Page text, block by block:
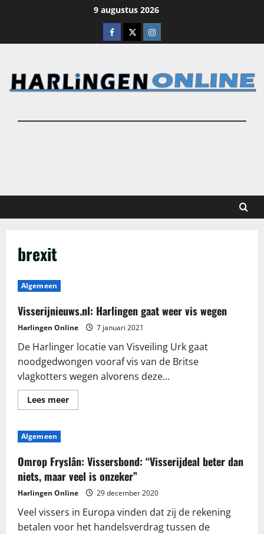
9 augustus 2026
Facebook
X Instagram
brexit
Algemeen
Visserijnieuws.nl: Harlingen gaat weer vis wegen
Harlingen Online 7 januari 2021
De Harlinger locatie van Visveiling Urk gaat
noodgedwongen vooraf vis van de Britse
vlagkotters wegen alvorens deze...
Lees meerLees
meer
vis
wegen
Algemeen
Omrop Fryslân: Vissersbond: “Visserijdeal beter dan
niets, maar veel is onzeker”
Harlingen Online 29 december 2020
Veel vissers in Europa vinden dat zij de rekening
betalen voor het handelsverdrag tussen de